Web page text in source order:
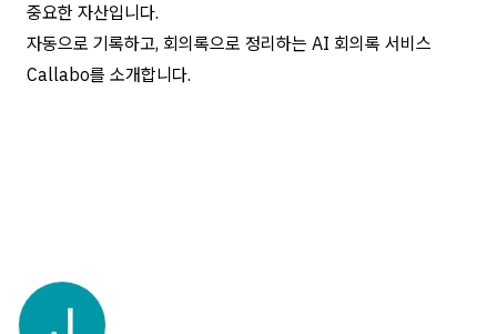
중요한 자산입니다.
자동으로 기록하고, 회의록으로 정리하는 AI 회의록 서비스
Callabo를 소개합니다.